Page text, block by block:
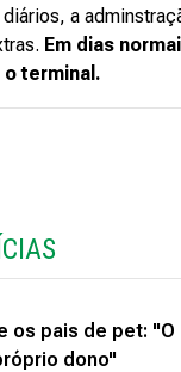
a
Em dias
terminal.
os pais de pet:
dono"